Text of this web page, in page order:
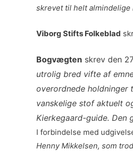
skrevet til helt
Viborg Stifts Folkeblad
Bogvægten skrev den
utrolig bred vifte af
overordnede
vanskelige stof aktuelt
Kierkegaard-guide. Den
I forbindelse med
Henny Mikkelsen, som